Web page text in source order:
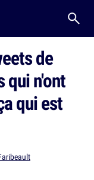
de
qui n'ont
qui est